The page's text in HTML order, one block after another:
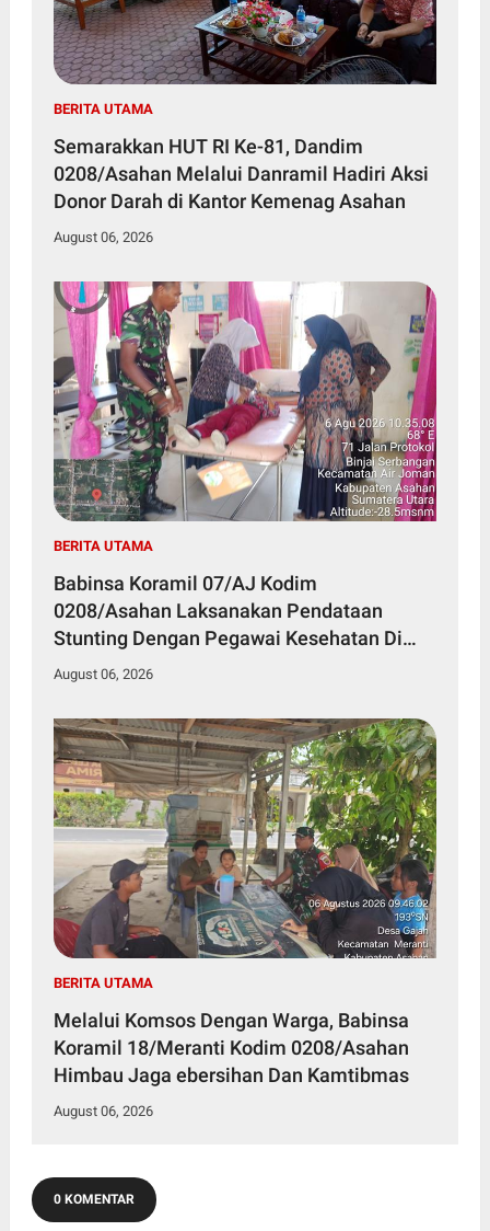
BERITA UTAMA
Semarakkan HUT RI Ke-81, Dandim
0208/Asahan Melalui Danramil Hadiri Aksi
Donor Darah di Kantor Kemenag Asahan
August 06, 2026
BERITA UTAMA
Babinsa Koramil 07/AJ Kodim
0208/Asahan Laksanakan Pendataan
Stunting Dengan Pegawai Kesehatan Di
Puskesmas
August 06, 2026
BERITA UTAMA
Melalui Komsos Dengan Warga, Babinsa
Koramil 18/Meranti Kodim 0208/Asahan
Himbau Jaga ebersihan Dan Kamtibmas
August 06, 2026
0 KOMENTAR